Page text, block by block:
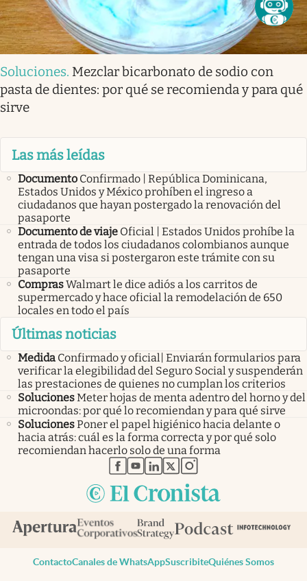
Soluciones. Mezclar bicarbonato de sodio con
pasta de dientes: por qué se recomienda y para qué
sirve
Las más leídas
Documento Confirmado | República Dominicana,
Estados Unidos y México prohíben el ingreso a
ciudadanos que hayan postergado la renovación del
pasaporte
Documento de viaje Oficial | Estados Unidos prohíbe la
entrada de todos los ciudadanos colombianos aunque
tengan una visa si postergaron este trámite con su
pasaporte
ComprasWalmart le dice adiós a los carritos de
supermercado y hace oficial la remodelación de 650
locales en todo el país
Últimas noticias
Medida Confirmado y oficial| Enviarán formularios para
verificar la elegibilidad del Seguro Social y suspenderán
las prestaciones de quienes no cumplan los criterios
SolucionesMeter hojas de menta adentro del horno y del
microondas: por qué lo recomiendan y para qué sirve
SolucionesPoner el papel higiénico hacia delante o
hacia atrás: cuál es la forma correcta y por qué solo
recomiendan hacerlo solo de una forma
abre en nueva pestaña
abre en nueva pestaña
abre en nueva pestaña
abre en nueva pestaña
abre en nueva pestaña
ContactoCanales de WhatsAppSuscribiteQuiénes Somos